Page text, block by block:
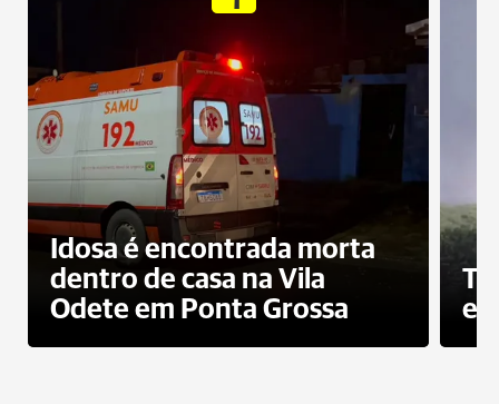
Idosa é encontrada morta
dentro de casa na Vila
Odete em Ponta Grossa
e